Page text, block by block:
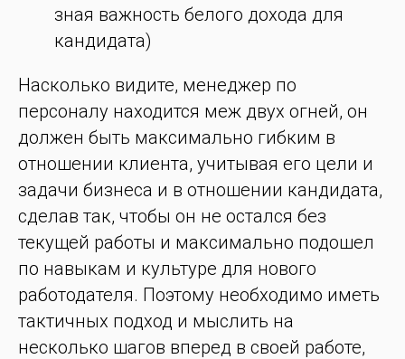
зная важность белого дохода для
кандидата)
Насколько видите, менеджер по
персоналу находится меж двух огней, он
должен быть максимально гибким в
отношении клиента, учитывая его цели и
задачи бизнеса и в отношении кандидата,
сделав так, чтобы он не остался без
текущей работы и максимально подошел
по навыкам и культуре для нового
работодателя. Поэтому необходимо иметь
тактичных подход и мыслить на
несколько шагов вперед в своей работе,